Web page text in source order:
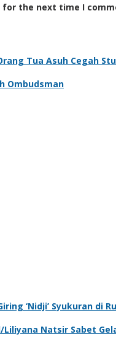
for the next time I
Tua Asuh Cegah
Ombudsman
‘Nidji’ Syukuran di
Natsir Sabet